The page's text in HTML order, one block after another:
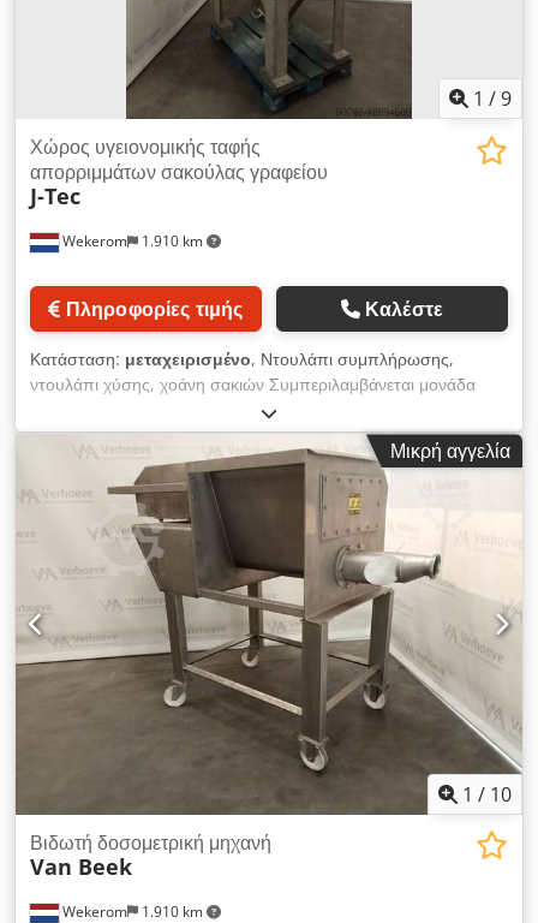
1 /9
Wekerom 1.910 km
Χώρος υγειονομικής ταφής
απορριμμάτων σακούλας γραφείου
J-Tec
Πληροφορίες τιμής Καλέστε
Κατάσταση: μεταχειρισμένο, Ντουλάπι συμπλήρωσης,
ντουλάπι χύσης, χοάνη σακιών Συμπεριλαμβάνεται μονάδα
φίλτρου απορρόφησης Aerob Dcsdpswyf D Isfx Aitek Εξ
ολοκλήρου από ανοξείδωτο χάλυβα Εξαιρείται ο ανεμιστήρας
και η φυσιγγιοειδής φίλτρο. Δείτε και τις άλλες αγγελίες μας
VMA Wekerom
Μικρή αγγελία
1 / 10
Wekerom 1.910 km
Βιδωτή δοσομετρική μηχανή
Van Beek